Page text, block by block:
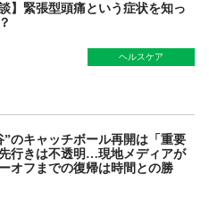
談】緊張型頭痛という症状を知っ
ヘルスケア
”のキャッチボール再開は「重要
行きは不透明…現地メディアが
オフまでの復帰は時間との勝